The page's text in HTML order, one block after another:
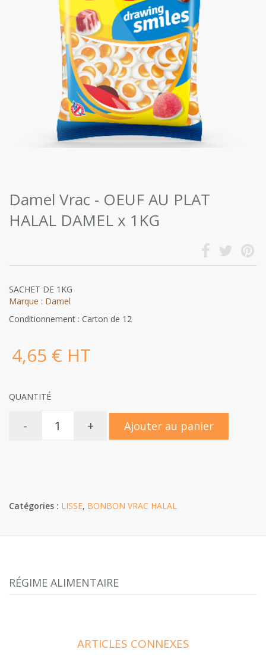
Damel Vrac - OEUF AU PLAT
HALAL DAMEL x 1KG
SACHET DE 1KG
Marque : Damel
Conditionnement : Carton de 12
4,65 € HT
QUANTITÉ
- + Ajouter au panier
Catégories : LISSE, BONBON VRAC HALAL
RÉGIME ALIMENTAIRE
ARTICLES CONNEXES